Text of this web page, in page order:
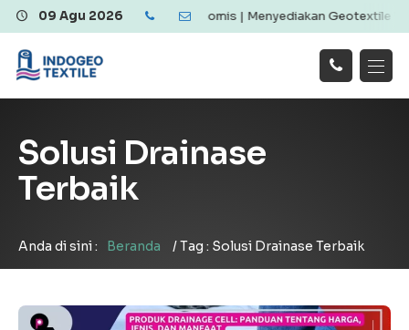
09 Agu 2026
Berkualitas dan Ekonomis | Menyediakan Geotextile
Tentang Kami
Layanan
Hubungi
Solusi Drainase
Terbaik
Anda di sini : Beranda /Tag : Solusi Drainase Terbaik